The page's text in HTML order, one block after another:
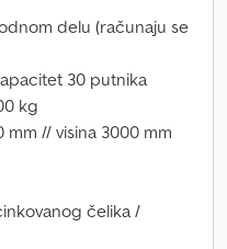
delu (računaju se
30 putnika
kg
mm // visina 3000 mm
čelika /